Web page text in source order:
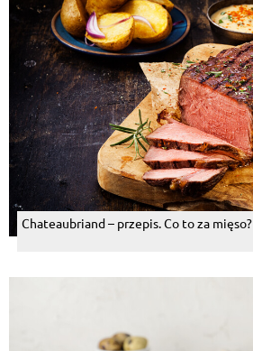
Chateaubriand – przepis. Co to za mięso?